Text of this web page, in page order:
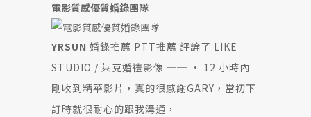
電影質感優質婚錄團隊
YRSUN 婚錄推薦 PTT推薦 評論了 LIKE
STUDIO / 萊克婚禮影像 ── · 12 小時內
剛收到精華影片，真的很感謝GARY，當初下
訂時就很耐心的跟我溝通，